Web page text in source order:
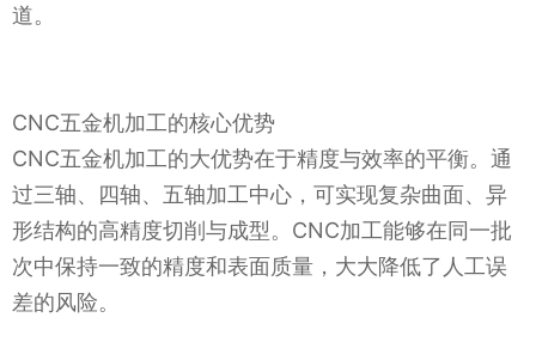
道。
CNC五金机加工的核心优势
CNC五金机加工的大优势在于精度与效率的平衡。通
过三轴、四轴、五轴加工中心，可实现复杂曲面、异
形结构的高精度切削与成型。CNC加工能够在同一批
次中保持一致的精度和表面质量，大大降低了人工误
差的风险。